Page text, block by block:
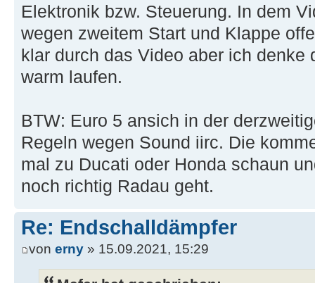
Elektronik bzw. Steuerung. In dem
wegen zweitem Start und Klappe
klar durch das Video aber ich denke
warm laufen.
BTW: Euro 5 ansich in der
Regeln wegen Sound iirc. Die
mal zu Ducati oder Honda schaun
noch richtig Radau geht.
Re: Endschalldämpfer
von erny » 15.09.2021, 15:29